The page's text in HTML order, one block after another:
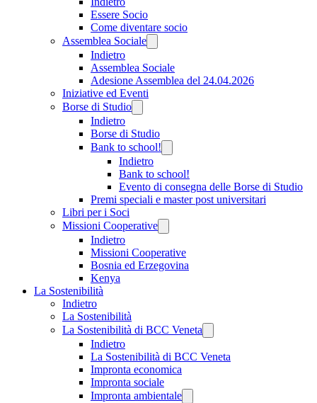
Essere Socio
Come diventare socio
Assemblea Sociale
Indietro
Assemblea Sociale
Adesione Assemblea del 24.04.2026
Iniziative ed Eventi
Borse di Studio
Indietro
Borse di Studio
Bank to school!
Indietro
Bank to school!
Evento di consegna delle Borse di Studio
Premi speciali e master post universitari
Libri per i Soci
Missioni Cooperative
Indietro
Missioni Cooperative
Bosnia ed Erzegovina
Kenya
La Sostenibilità
Indietro
La Sostenibilità
La Sostenibilità di BCC Veneta
Indietro
La Sostenibilità di BCC Veneta
Impronta economica
Impronta sociale
Impronta ambientale